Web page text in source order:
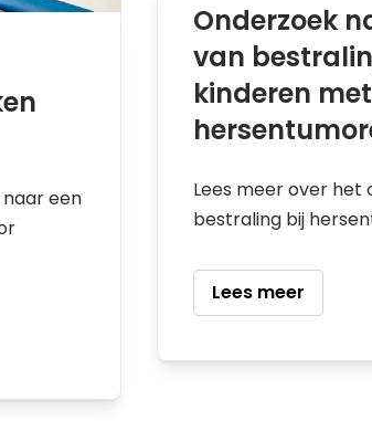
een
Onderzoek
van
kinderen met
Lees meer over het
bestraling bij
Lees meer